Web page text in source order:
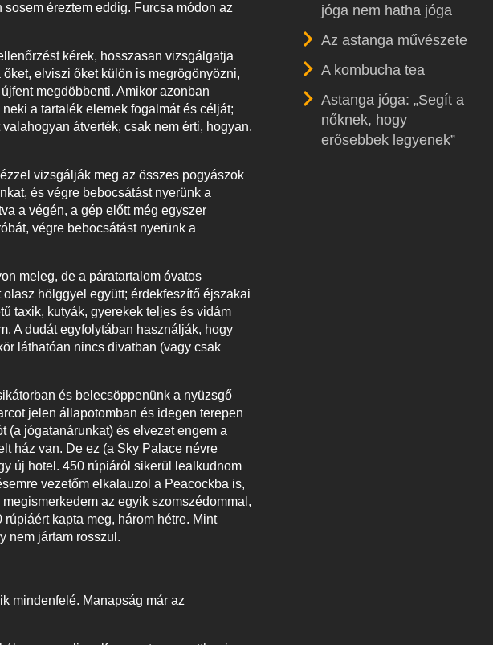
éreztem eddig. Furcsa módon az
kérek, hosszasan vizsgálgatja
elviszi őket külön is megrögönyözni,
megdöbbenti. Amikor azonban
a tartalék elemek fogalmát és célját;
átverték, csak nem érti, hogyan.
vizsgálják meg az összes pogyászok
és végre bebocsátást nyerünk a
a végén, a gép előtt még egyszer
végre bebocsátást nyerünk a
meleg, de a páratartalom óvatos
hölggyel együtt; érdekfeszítő éjszakai
taxik, kutyák, gyerekek teljes és vidám
A dudát egyfolytában használják, hogy
láthatóan nincs divatban (vagy csak
és belecsöppenünk a nyüzsgő
jelen állapotomban és idegen terepen
(a jógatanárunkat) és elvezet engem a
ház van. De ez (a Sky Palace névre
új hotel. 450 rúpiáról sikerül lealkudnom
vezetőm elkalauzol a Peacockba is,
az egyik szomszédommal,
kapta meg, három hétre. Mint
nem jártam rosszul.
mindenfelé. Manapság már az
jóga nem hatha jóga
Az astanga művészete
A kombucha tea
Astanga jóga: „Segít a
nőknek, hogy
erősebbek legyenek”